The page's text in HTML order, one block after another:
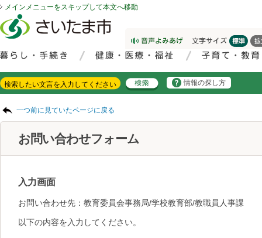
メインメニューをスキップして本文へ移動
情報の探し方
一つ前に見ていたページに戻る
お問い合わせフォーム
入力画面
お問い合わせ先：教育委員会事務局/学校教育部/教職員人事課
以下の内容を入力してください。